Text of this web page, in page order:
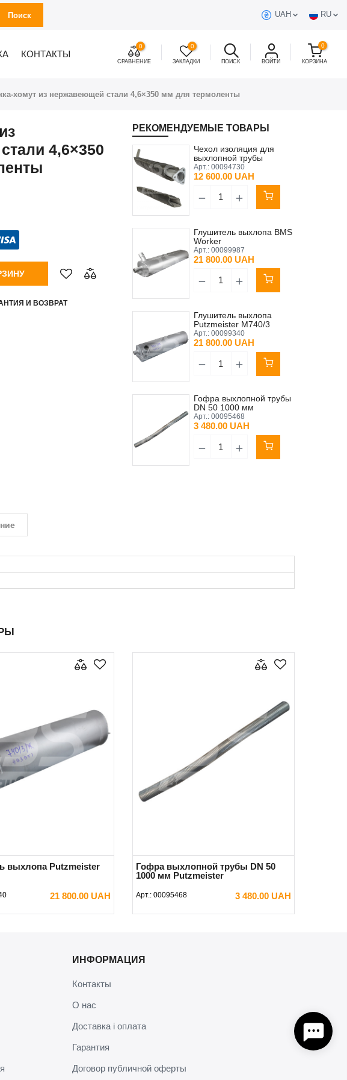
Поиск UAH RU
КОНТАКТЫ
0
СРАВНЕНИЕ
0
ЗАКЛАДКИ ПОИСК ВОЙТИ
0
КОРЗИНА
хомут из нержавеющей стали 4,6×350 мм для термоленты
4,6×350
И ВОЗВРАТ
РЕКОМЕНДУЕМЫЕ ТОВАРЫ
Чехол изоляция для
выхлопной трубы
Putzmeister М740/4
Original
Арт.: 00094730
12 600.00 UAH
Глушитель выхлопа BMS
Worker
Арт.: 00099987
21 800.00 UAH
Глушитель выхлопа
Putzmeister М740/3
Арт.: 00099340
21 800.00 UAH
Гофра выхлопной трубы
DN 50 1000 мм
Putzmeister
Арт.: 00095468
3 480.00 UAH
выхлопа Putzmeister
21 800.00 UAH
В КОРЗИНУ
Гофра выхлопной трубы DN 50
1000 мм Putzmeister
Арт.: 00095468 3 480.00 UAH
В КОРЗИНУ
ИНФОРМАЦИЯ
Контакты
О нас
Доставка і оплата
Гарантия
Договор публичной оферты